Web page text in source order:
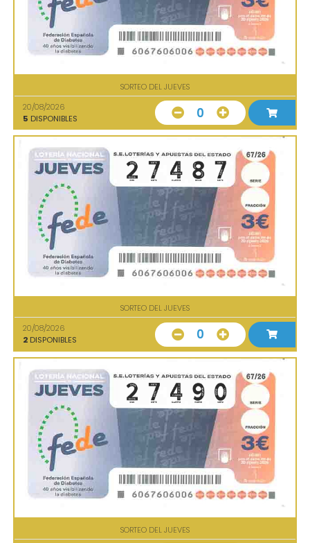
SORTEO DEL JUEVES
20/08/2026
5 DISPONIBLES 0
SORTEO DEL JUEVES
20/08/2026
2 DISPONIBLES 0
SORTEO DEL JUEVES